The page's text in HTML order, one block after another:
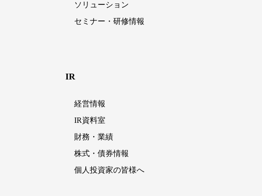
ソリューション
セミナー・研修情報
IR
経営情報
IR資料室
財務・業績
株式・債券情報
個人投資家の皆様へ